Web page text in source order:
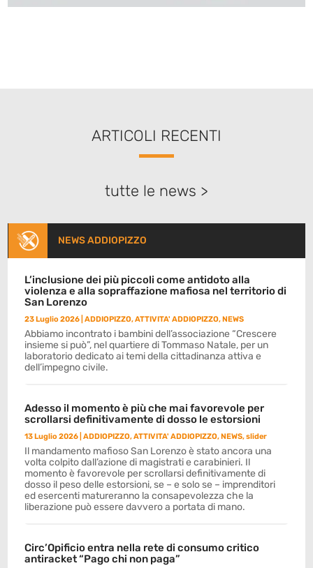
ARTICOLI RECENTI
tutte le news >
NEWS ADDIOPIZZO
L’inclusione dei più piccoli come antidoto alla
violenza e alla sopraffazione mafiosa nel territorio di
San Lorenzo
23 Luglio 2026 |ADDIOPIZZO,ATTIVITA' ADDIOPIZZO,NEWS
Abbiamo incontrato i bambini dell’associazione “Crescere
insieme si può”, nel quartiere di Tommaso Natale, per un
laboratorio dedicato ai temi della cittadinanza attiva e
dell’impegno civile.
Adesso il momento è più che mai favorevole per
scrollarsi definitivamente di dosso le estorsioni
13 Luglio 2026 |ADDIOPIZZO,ATTIVITA' ADDIOPIZZO,NEWS,slider
Il mandamento mafioso San Lorenzo è stato ancora una
volta colpito dall’azione di magistrati e carabinieri. Il
momento è favorevole per scrollarsi definitivamente di
dosso il peso delle estorsioni, se – e solo se – imprenditori
ed esercenti matureranno la consapevolezza che la
liberazione può essere davvero a portata di mano.
Circ’Opificio entra nella rete di consumo critico
antiracket “Pago chi non paga”